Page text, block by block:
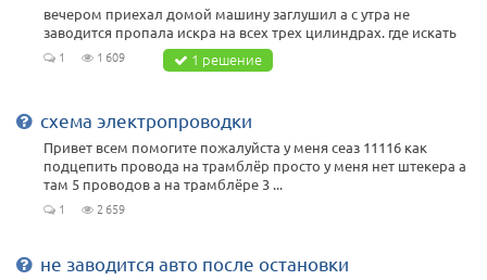
вечером приехал домой машину заглушил а с утра не
заводится пропала искра на всех трех цилиндрах. где искать
1 1 609 1 решение
схема электропроводки
Привет всем помогите пожалуйста у меня сеаз 11116 как
подцепить провода на трамблёр просто у меня нет штекера а
там 5 проводов а на трамблёре 3 ...
1 2 659
не заводится авто после остановки